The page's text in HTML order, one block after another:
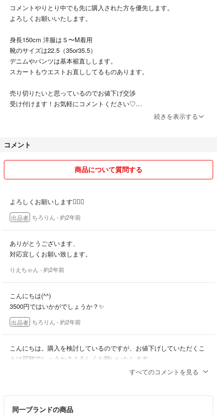
#アクアインテンシブ
#資生堂プロフェッショナル
コメントやりとり中でも先に購入された方を優先します。
よろしくお願いいたします。
身長150cm 洋服はＳ〜M着用
靴のサイズは22.5（35or35.5）
デニムやパンツは基本裾直しします。
スカートもウエストお直ししてるものあります。
売り切りたいと思っているのでお値下げ交渉
受け付けます！お気軽にコメントください♡
●お値下げ交渉は購入前提でお願いします。
お互い気持ちよくお取引するために
よろしくお願いします(^^)
仕事をしており、小さな子供がいるため
返信などが少し遅くなる事もあるかもしれませんが、
よろしくお願いします(^^)
未使用品、used品共に状態は正確に記載
させていただきますが、個人の自宅保管に
なりますのでご理解お願い致します。
気になることほお気軽にご質問ください♡
続きを表示する
コメント
商品について質問する
よろしくお願いします🙇‍♀️✨
出品者 ちろりん - 約2年前
ありがとうございます、
対応宜しくお願い致します。
りえちゃん - 約2年前
こんにちは(^^)
3500円ではいかがでしょうか？✨
出品者 ちろりん - 約2年前
こんにちは。購入を検討しているのですが、お値下げしていただくこ
とは可能でしょうか？よろしくお願いいたします。
すべてのコメントを見る
同一ブランドの商品